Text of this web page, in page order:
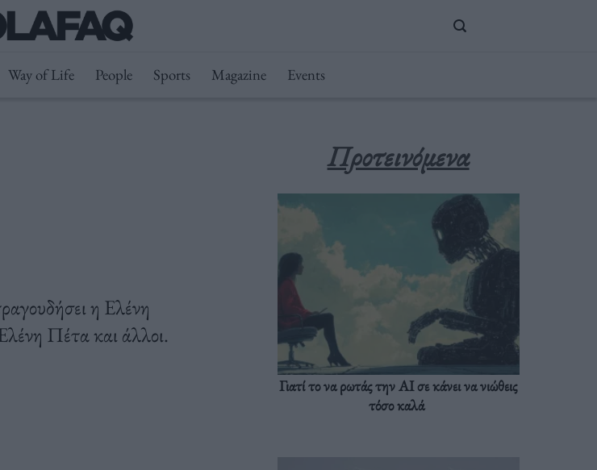
Way of Life People Sports Magazine Events
η Ελένη
Πέτα και άλλοι.
Προτεινόμενα
Γιατί το να ρωτάς την AI σε κάνει να νιώθεις
τόσο καλά